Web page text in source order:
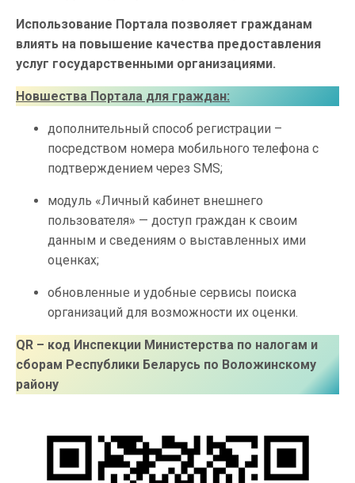
Использование Портала позволяет гражданам
влиять на повышение качества предоставления
услуг государственными организациями.
Новшества Портала для граждан:
дополнительный способ регистрации –
посредством номера мобильного телефона с
подтверждением через SMS;
модуль «Личный кабинет внешнего
пользователя» — доступ граждан к своим
данным и сведениям о выставленных ими
оценках;
обновленные и удобные сервисы поиска
организаций для возможности их оценки.
QR – код Инспекции Министерства по налогам и
сборам Республики Беларусь по Воложинскому
району